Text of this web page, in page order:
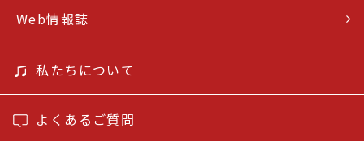
Web情報誌
私たちについて
よくあるご質問